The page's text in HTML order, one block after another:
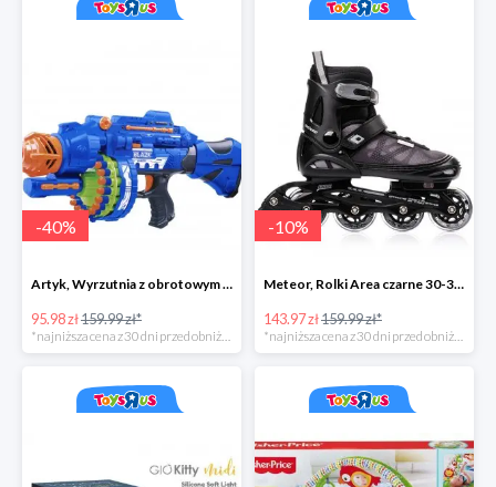
-40%
Artyk, Wyrzutnia z obrotowym bębenkiem ze strzałkami 40 sztuk
95.98 zł159.99 zł*
-10%
Meteor, Rolki Area czarne 30-33 S
143.97 zł159.99 zł*